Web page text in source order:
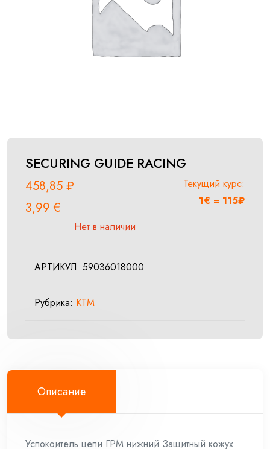
SECURING GUIDE RACING
458,85 ₽
3,99€
Текущий курс:
1€ = 115₽
Нет в наличии
АРТИКУЛ: 59036018000
Рубрика: KTM
Описание
Успокоитель цепи ГРМ нижний Защитный кожух